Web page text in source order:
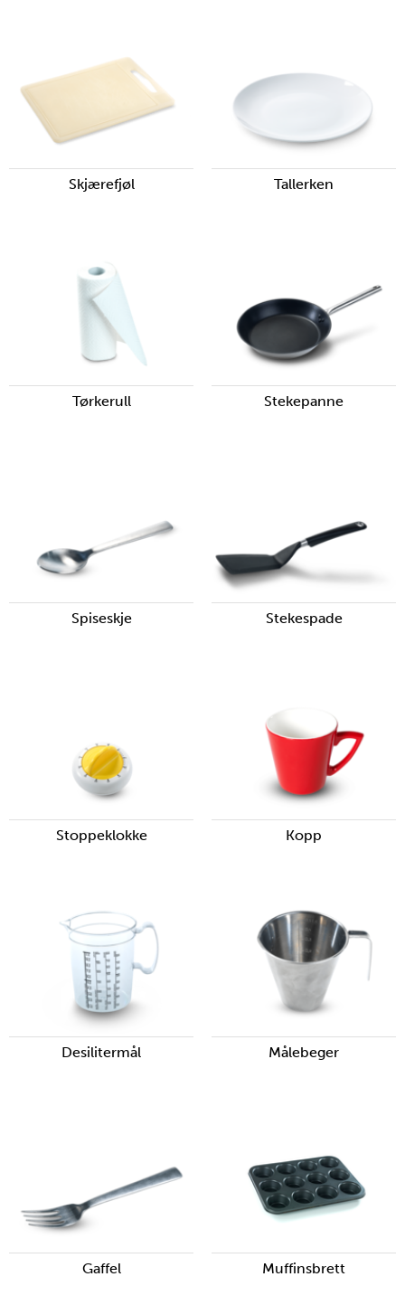
Skjærefjøl Tallerken
Tørkerull Stekepanne
Spiseskje Stekespade
Stoppeklokke Kopp
Desilitermål Målebeger
Gaffel Muffinsbrett